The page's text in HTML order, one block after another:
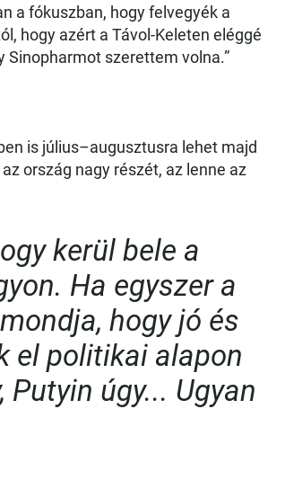
a fókuszban, hogy felvegyék a
hogy azért a Távol-Keleten eléggé
szerettem volna.”
is július–augusztusra lehet majd
ország nagy részét, az lenne az
kerül bele a
Ha egyszer a
hogy jó és
el politikai alapon
úgy... Ugyan